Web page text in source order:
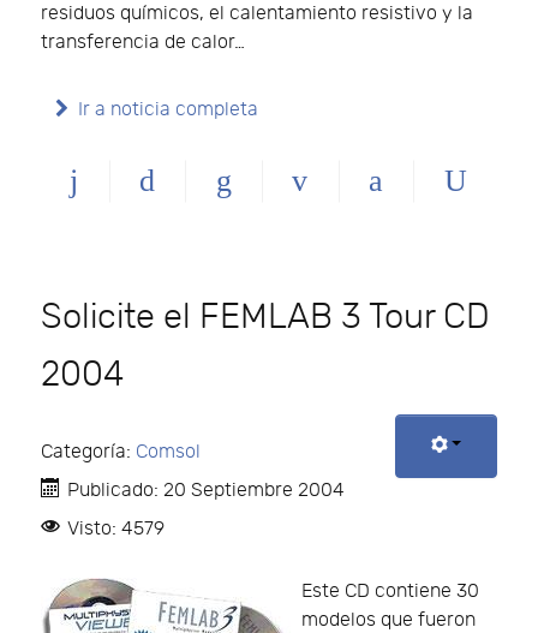
residuos químicos, el calentamiento resistivo y la
transferencia de calor…
Ir a noticia completa
Solicite el FEMLAB 3 Tour CD
2004
Categoría: Comsol
Publicado: 20 Septiembre 2004
Visto: 4579
Este CD contiene 30
modelos que fueron